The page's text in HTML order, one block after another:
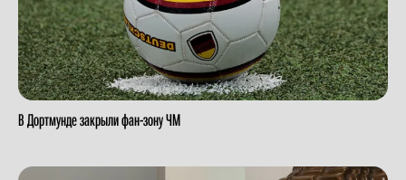
В Дортмунде закрыли фан-зону ЧМ